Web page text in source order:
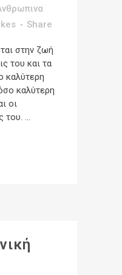
Share
στην ζωή
του και τα
καλύτερη
καλύτερη
οι
του. ...